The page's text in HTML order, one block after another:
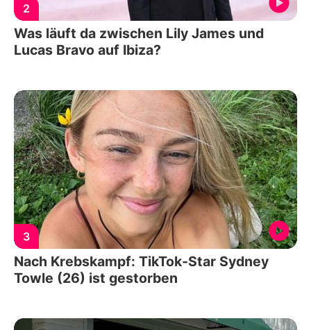
2
Was läuft da zwischen Lily James und
Lucas Bravo auf Ibiza?
3
Nach Krebskampf: TikTok-Star Sydney
Towle (26) ist gestorben